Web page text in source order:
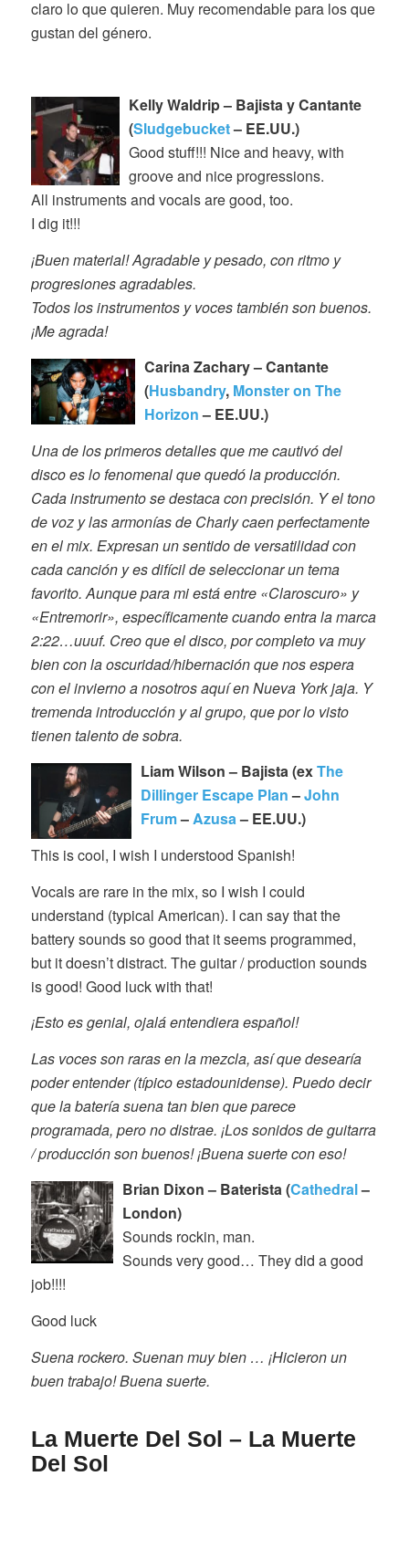
claro lo que quieren. Muy recomendable para los que
gustan del género.
Kelly Waldrip – Bajista y Cantante
(Sludgebucket– EE.UU.)
Good stuff!!! Nice and heavy, with
groove and nice progressions.
All instruments and vocals are good, too.
I dig it!!!
¡Buen material! Agradable y pesado, con ritmo y
progresiones agradables.
Todos los instrumentos y voces también son buenos.
¡Me agrada!
Carina Zachary – Cantante
(Husbandry, Monster on The
Horizon– EE.UU.)
Una de los primeros detalles que me cautivó del
disco es lo fenomenal que quedó la producción.
Cada instrumento se destaca con precisión. Y el tono
de voz y las armonías de Charly caen perfectamente
en el mix. Expresan un sentido de versatilidad con
cada canción y es difícil de seleccionar un tema
favorito. Aunque para mi está entre «Claroscuro» y
«Entremorir», específicamente cuando entra la marca
2:22…uuuf. Creo que el disco, por completo va muy
bien con la oscuridad/hibernación que nos espera
con el invierno a nosotros aquí en Nueva York jaja. Y
tremenda introducción y al grupo, que por lo visto
tienen talento de sobra.
Liam Wilson – Bajista (exThe
Dillinger Escape Plan–John
Frum–Azusa– EE.UU.)
This is cool, I wish I understood Spanish!
Vocals are rare in the mix, so I wish I could
understand (typical American). I can say that the
battery sounds so good that it seems programmed,
but it doesn’t distract. The guitar / production sounds
is good! Good luck with that!
¡Esto es genial, ojalá entendiera español!
Las voces son raras en la mezcla, así que desearía
poder entender (típico estadounidense). Puedo decir
que la batería suena tan bien que parece
programada, pero no distrae. ¡Los sonidos de guitarra
/ producción son buenos! ¡Buena suerte con eso!
Brian Dixon – Baterista (Cathedral–
London)
Sounds rockin, man.
Sounds very good… They did a good
job!!!!
Good luck
Suena rockero. Suenan muy bien … ¡Hicieron un
buen trabajo! Buena suerte.
La Muerte Del Sol – La Muerte
Del Sol